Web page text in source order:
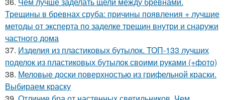
Трещины в бревнах сруба: причины появления + лучшие
методы от эксперта по заделке трещин внутри и снаружи
частного дома
37. Изделия из пластиковых бутылок. ТОП-133 лучших
поделок из пластиковых бутылок своими руками (+фото)
38. Меловые доски поверхностью из грифельной краски.
Выбираем краску